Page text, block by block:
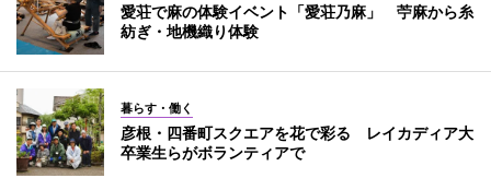
愛荘で麻の体験イベント「愛荘乃麻」 苧麻から糸
紡ぎ・地機織り体験
暮らす・働く
彦根・四番町スクエアを花で彩る レイカディア大
卒業生らがボランティアで